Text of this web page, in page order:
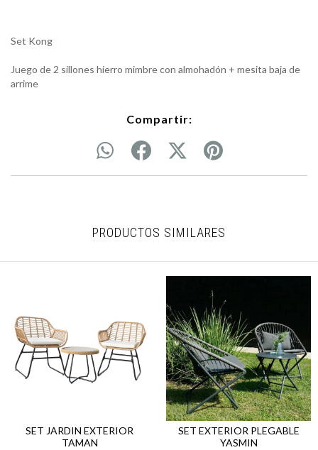
Set Kong
Juego de 2 sillones hierro mimbre con almohadón + mesita baja de
arrime
Compartir:
PRODUCTOS SIMILARES
SET JARDIN EXTERIOR
TAMAN
SET EXTERIOR PLEGABLE
YASMIN